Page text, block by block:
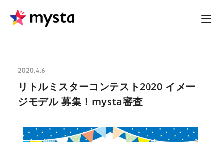
2020.4.6
リトルミスターコンテスト2020 イメー
ジモデル 募集！mysta審査